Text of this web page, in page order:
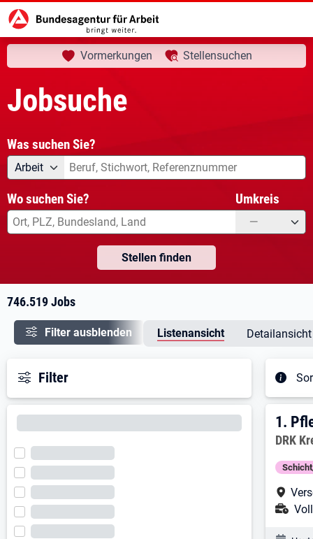
Startseite Jobsuche aktuelle Seite:
Ihre Suche
Vormerkungen Stellensuchen
Jobsuche
Was suchen Sie?
Angebotsart
Arbeit Was suchen Sie?
Wo suchen Sie? Umkreis
—
Stellen finden
746.519 Jobs
Filter ausblenden Listenansicht Detailansicht
Filter
1.
1.
DRK